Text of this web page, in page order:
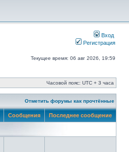
Вход
Регистрация
Текущее время: 06 авг 2026, 19:59
Часовой пояс: UTC + 3 часа
Отметить форумы как прочтённые
Сообщения Последнее сообщение